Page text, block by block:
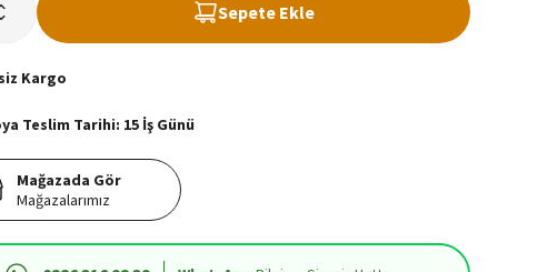
Sepete Ekle
Kargo
Teslim Tarihi: 15 İş Günü
Mağazada Gör
Mağazalarımız